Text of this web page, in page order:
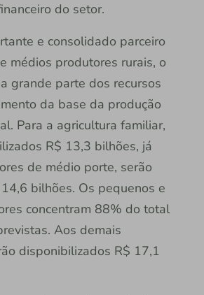
do setor.
e consolidado parceiro
médios produtores rurais, o
grande parte dos recursos
da base da produção
Para a agricultura familiar,
R$ 13,3 bilhões, já
de médio porte, serão
bilhões. Os pequenos e
concentram 88% do total
Aos demais
disponibilizados R$ 17,1